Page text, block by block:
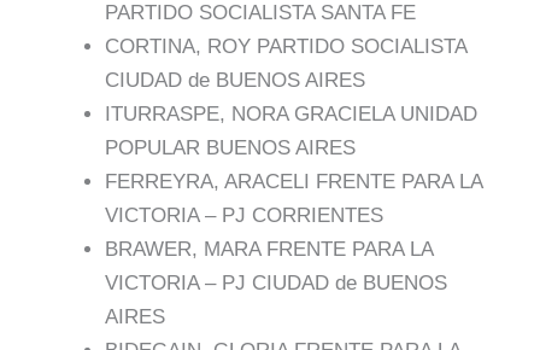
PARTIDO SOCIALISTA SANTA FE
CORTINA, ROY PARTIDO SOCIALISTA
CIUDAD de BUENOS AIRES
ITURRASPE, NORA GRACIELA UNIDAD
POPULAR BUENOS AIRES
FERREYRA, ARACELI FRENTE PARA LA
VICTORIA – PJ CORRIENTES
BRAWER, MARA FRENTE PARA LA
VICTORIA – PJ CIUDAD de BUENOS
AIRES